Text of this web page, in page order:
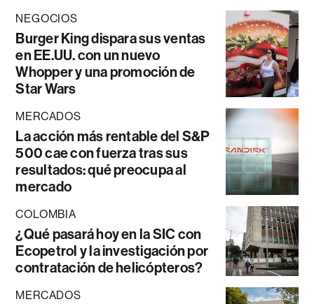
NEGOCIOS
Burger King dispara sus ventas
en EE.UU. con un nuevo
Whopper y una promoción de
Star Wars
MERCADOS
La acción más rentable del S&P
500 cae con fuerza tras sus
resultados: qué preocupa al
mercado
COLOMBIA
¿Qué pasará hoy en la SIC con
Ecopetrol y la investigación por
contratación de helicópteros?
MERCADOS